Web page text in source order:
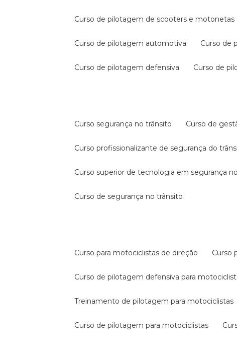
curso de pilotagem de scooters e motonetas
curso de pilotagem automotiva curso de
curso de pilotagem defensiva curso de
curso segurança no trânsito curso de
curso profissionalizante de segurança do
curso superior de tecnologia em segurança
curso de segurança no trânsito
curso para motociclistas de direção
curso de pilotagem defensiva para
treinamento de pilotagem para motociclistas
curso de pilotagem para motociclistas